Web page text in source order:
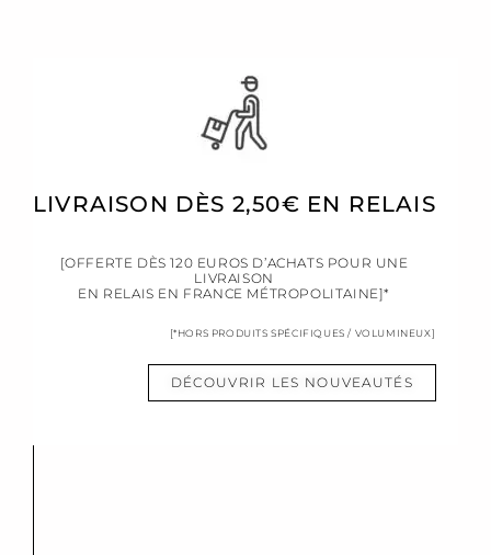
LIVRAISON DÈS 2,50€ EN RELAIS
[OFFERTE DÈS 120 EUROS D’ACHATS POUR UNE
LIVRAISON
EN RELAIS EN FRANCE MÉTROPOLITAINE]*
[*HORS PRODUITS SPÉCIFIQUES / VOLUMINEUX]
DÉCOUVRIR LES NOUVEAUTÉS